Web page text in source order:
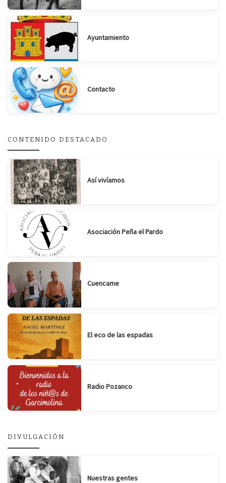
Ayuntamiento
Contacto
CONTENIDO DESTACADO
Así vivíamos
Asociación Peña el Pardo
Cuencame
El eco de las espadas
Radio Pozanco
DIVULGACIÓN
Nuestras gentes